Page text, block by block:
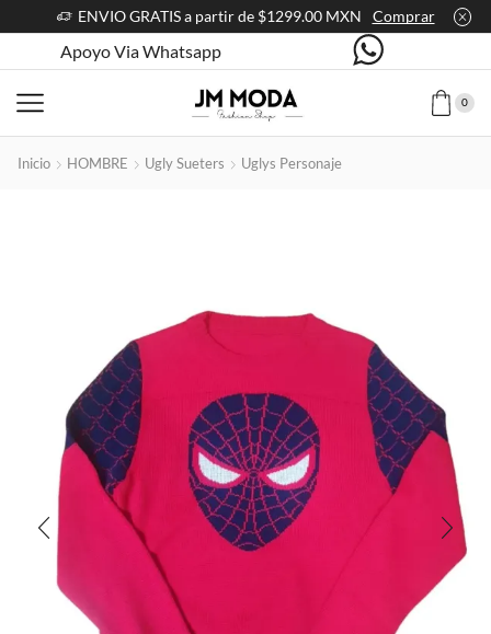
ENVIO GRATIS a partir de $1299.00 MXN Comprar
Apoyo Via Whatsapp
0
Inicio HOMBRE Ugly Sueters Uglys Personaje